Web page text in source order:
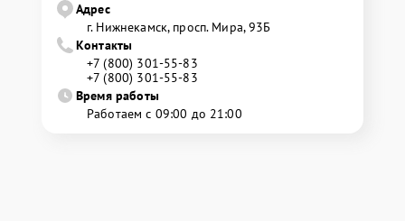
Адрес
г. Нижнекамск, просп. Мира, 93Б
Контакты
+7 (800) 301-55-83
+7 (800) 301-55-83
Время работы
Работаем с 09:00 до 21:00